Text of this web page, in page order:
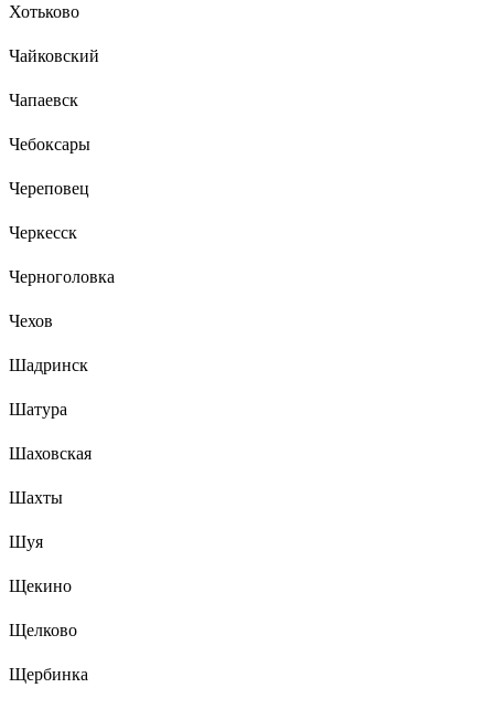
Хотьково
Чайковский
Чапаевск
Чебоксары
Череповец
Черкесск
Черноголовка
Чехов
Шадринск
Шатура
Шаховская
Шахты
Шуя
Щекино
Щелково
Щербинка